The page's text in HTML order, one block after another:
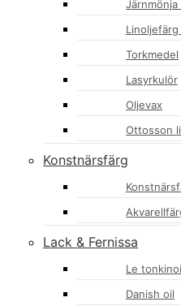
Torkmedel
Lasyrkulör
Oljevax
Ottosson
Konstnärsfärg
Lack & Fernissa
Le
Danish oil